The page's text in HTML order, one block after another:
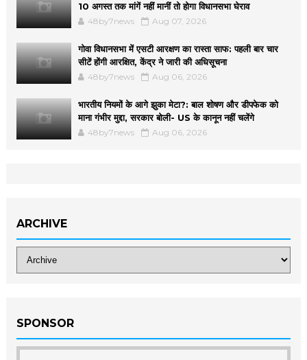
10 अगस्त तक मांगें नहीं मानीं तो होगा विधानसभा घेराव
48by7news Aug 07, 2026
गोवा विधानसभा में एसटी आरक्षण का रास्ता साफ: पहली बार चार
सीटें होंगी आरक्षित, केंद्र ने जारी की अधिसूचना
48by7news Aug 06, 2026
भारतीय नियमों के आगे झुका मेटा?: बाल शोषण और डीपफेक को
माना गंभीर मुद्दा, सरकार बोली- US के कानून नहीं चलेंगे
48by7news Aug 06, 2026
ARCHIVE
SPONSOR